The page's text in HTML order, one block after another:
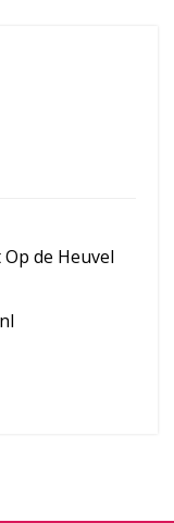
de Heuvel